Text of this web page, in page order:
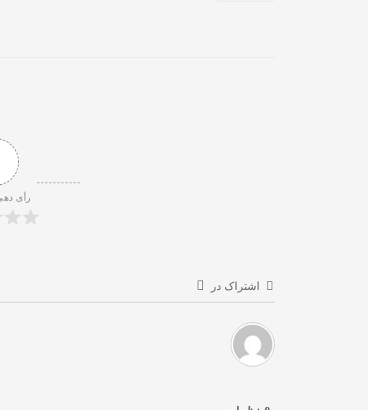
رأی
اشتراک در